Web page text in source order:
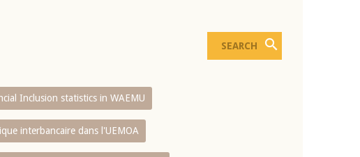
Inclusion statistics in WAEMU
interbancaire dans l'UEMOA